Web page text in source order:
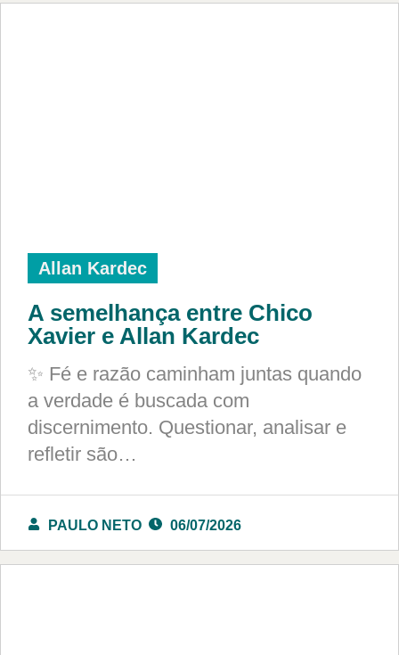
Allan Kardec
A semelhança entre Chico
Xavier e Allan Kardec
✨ Fé e razão caminham juntas quando
a verdade é buscada com
discernimento. Questionar, analisar e
refletir são…
PAULO NETO 06/07/2026